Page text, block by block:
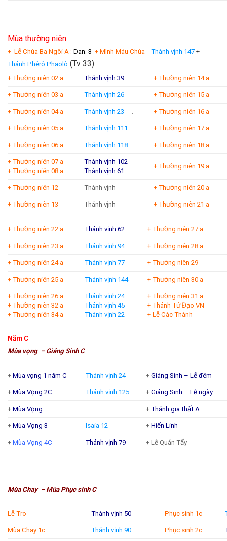
Mùa thường niên
+ Lễ Chúa Ba Ngôi A : Dan. 3 + Mình Máu Chúa Thánh vịnh 147 +
Thánh Phêrô Phaolô (Tv 33)
+ Thường niên 02 a Thánh vịnh 39 + Thường niên 14 a
+ Thường niên 03 a Thánh vịnh 26 + Thường niên 15 a
+ Thường niên 04 a Thánh vịnh 23 + Thường niên 16 a
+ Thường niên 05 a Thánh vịnh 111 + Thường niên 17 a
+ Thường niên 06 a Thánh vịnh 118 + Thường niên 18 a
+ Thường niên 07 a
+ Thường niên 08 a
Thánh vịnh 102
Thánh vịnh 61
+ Thường niên 19 a
+ Thường niên 12 Thánh vịnh + Thường niên 20 a
+ Thường niên 13 Thánh vịnh + Thường niên 21 a
+ Thường niên 22 a Thánh vịnh 62 + Thường niên 27 a
+ Thường niên 23 a Thánh vịnh 94 + Thường niên 28 a
+ Thường niên 24 a Thánh vịnh 77 + Thường niên 29
+ Thường niên 25 a Thánh vịnh 144 + Thường niên 30 a
+ Thường niên 26 a
+ Thường niên 32 a
+ Thường niên 34 a
Thánh vịnh 24
Thánh vịnh 45
Thánh vịnh 22
+ Thường niên 31 a
+ Thánh Tử Đạo VN
+ Lễ Các Thánh
Năm C
Mùa vọng – Giáng Sinh C
+ Mùa vọng 1 năm C Thánh vịnh 24 +Giáng Sinh – Lễ đêm
+ Mùa Vọng 2C Thánh vịnh 125 +Giáng Sinh – Lễ ngày
+ Mùa Vọng +Thánh gia thất A
+ Mùa Vọng 3 Isaia 12 +Hiển Linh
+ Mùa Vọng 4C Thánh vịnh 79 + Lễ Quán Tẩy
Mùa Chay – Mùa Phục sinh C
Lễ Tro Thánh vịnh 50 Phục sinh 1c
Mùa Chay 1c Thánh vịnh 90 Phục sinh 2c